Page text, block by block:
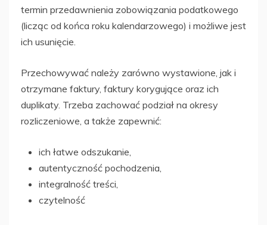
termin przedawnienia zobowiązania podatkowego
(licząc od końca roku kalendarzowego) i możliwe jest
ich usunięcie.
Przechowywać należy zarówno wystawione, jak i
otrzymane faktury, faktury korygujące oraz ich
duplikaty. Trzeba zachować podział na okresy
rozliczeniowe, a także zapewnić:
ich łatwe odszukanie,
autentyczność pochodzenia,
integralność treści,
czytelność